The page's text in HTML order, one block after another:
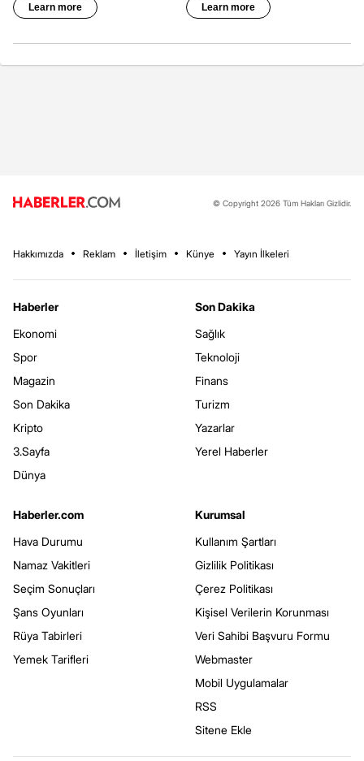
© Copyright 2026 Tüm Hakları Gizlidir.
Hakkımızda Reklam İletişim Künye Yayın İlkeleri
Haberler
Ekonomi
Spor
Magazin
Son Dakika
Kripto
3.Sayfa
Dünya
Son Dakika
Sağlık
Teknoloji
Finans
Turizm
Yazarlar
Yerel Haberler
Haberler.com
Hava Durumu
Namaz Vakitleri
Seçim Sonuçları
Şans Oyunları
Rüya Tabirleri
Yemek Tarifleri
Kurumsal
Kullanım Şartları
Gizlilik Politikası
Çerez Politikası
Kişisel Verilerin Korunması
Veri Sahibi Başvuru Formu
Webmaster
Mobil Uygulamalar
RSS
Sitene Ekle